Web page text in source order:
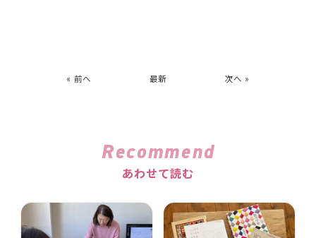
« 前へ 最新 次へ »
Recommend
あわせて読む